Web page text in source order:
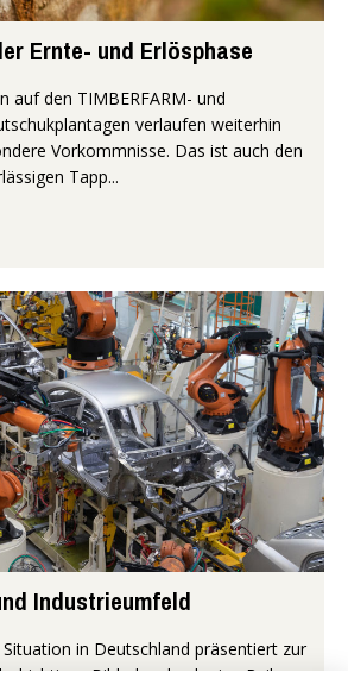
Ernte- und Erlösphase
auf den TIMBERFARM- und
verlaufen weiterhin
Vorkommnisse. Das ist auch den
Tapp...
Industrieumfeld
in Deutschland präsentiert zur
Bild, das durch eine Reihe